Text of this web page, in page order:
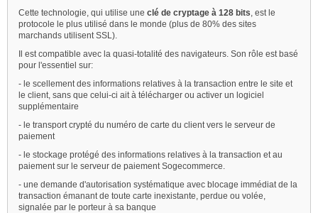
Cette technologie, qui utilise une clé de cryptage à 128 bits, est le
protocole le plus utilisé dans le monde (plus de 80% des sites
marchands utilisent SSL).
Il est compatible avec la quasi-totalité des navigateurs. Son rôle est basé
pour l'essentiel sur:
- le scellement des informations relatives à la transaction entre le site et
le client, sans que celui-ci ait à télécharger ou activer un logiciel
supplémentaire
- le transport crypté du numéro de carte du client vers le serveur de
paiement
- le stockage protégé des informations relatives à la transaction et au
paiement sur le serveur de paiement Sogecommerce.
- une demande d'autorisation systématique avec blocage immédiat de la
transaction émanant de toute carte inexistante, perdue ou volée,
signalée par le porteur à sa banque